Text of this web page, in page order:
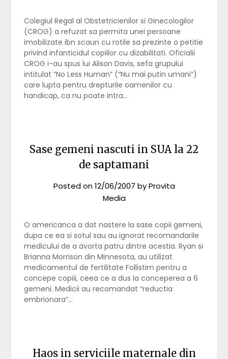
Colegiul Regal al Obstetricienilor si Ginecologilor
(CROG) a refuzat sa permita unei persoane
imobilizate ibn scaun cu rotile sa prezinte o petitie
privind infanticidul copiilor cu dizabilitati. Oficialii
CROG i-au spus lui Alison Davis, sefa grupului
intitulat “No Less Human” (“Nu mai putin umani”)
care lupta pentru drepturile oamenilor cu
handicap, ca nu poate intra…
Sase gemeni nascuti in SUA la 22
de saptamani
Posted on12/06/2007 byProvita
Media
O americanca a dat nastere la sase copii gemeni,
dupa ce ea si sotul sau au ignorat recomandarile
medicului de a avorta patru dintre acestia. Ryan si
Brianna Morrison din Minnesota, au utilizat
medicamentul de fertilitate Follistim pentru a
concepe copiii, ceea ce a dus la conceperea a 6
gemeni. Medicii au recomandat “reductia
embrionara”…
Haos in serviciile maternale din